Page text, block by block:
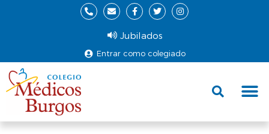
Entrar como colegiado
Jubilados